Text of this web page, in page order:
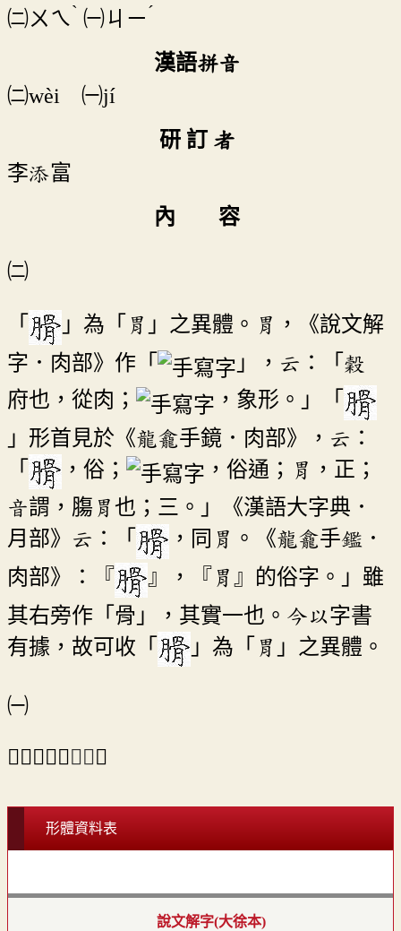
㈡ㄨㄟˋ ㈠ ㄐㄧˊ
漢語拼音
㈡wèi ㈠jí
研 訂 者
李添富
內 容
㈡
「
」為「胃」之異體。胃，《說文解
字．肉部》作「
」，云：「穀
府也，從肉；
，象形。」「
」形首見於《龍龕手鏡．肉部》，云：
「
，俗；
，俗通；胃，正；
音謂，膓胃也；三。」《漢語大字典．
月部》云：「
，同胃。《龍龕手鑑．
肉部》：『
』，『胃』的俗字。」雖
其右旁作「骨」，其實一也。今以字書
有據，故可收「
」為「胃」之異體。
㈠
⇒「𦠾」之 異體 。
形體資料表
說文解字(大徐本)